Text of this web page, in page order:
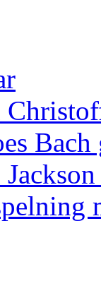
Bach